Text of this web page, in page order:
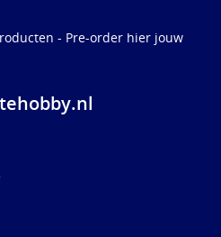
- Pre-order hier jouw